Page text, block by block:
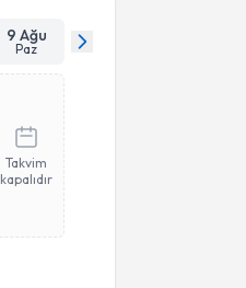
9 Ağu
Paz
Takvim
kapalıdır